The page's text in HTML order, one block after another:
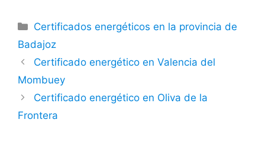
Categorías
Certificados energéticos en la provincia de
Badajoz
Certificado energético en Valencia del
Mombuey
Certificado energético en Oliva de la
Frontera